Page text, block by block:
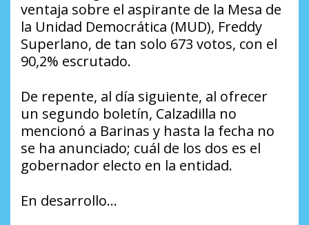
ventaja sobre el aspirante de la Mesa de
la Unidad Democrática (MUD), Freddy
Superlano, de tan solo 673 votos, con el
90,2% escrutado.
De repente, al día siguiente, al ofrecer
un segundo boletín, Calzadilla no
mencionó a Barinas y hasta la fecha no
se ha anunciado; cuál de los dos es el
gobernador electo en la entidad.
En desarrollo…